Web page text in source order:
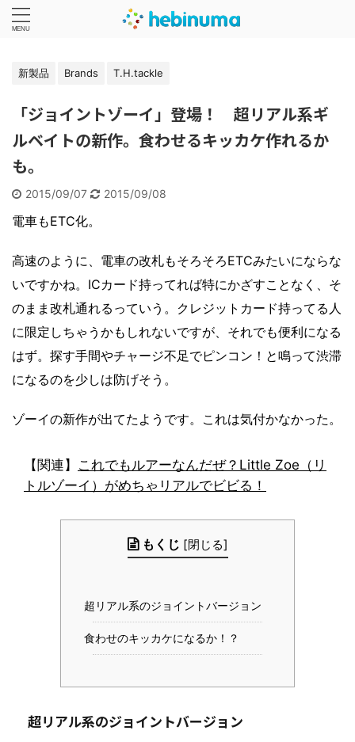
新製品 Brands T.H.tackle
「ジョイントゾーイ」登場！ 超リアル系ギ
ルベイトの新作。食わせるキッカケ作れるか
も。
2015/09/07 2015/09/08
電車もETC化。
高速のように、電車の改札もそろそろETCみたいにならな
いですかね。ICカード持ってれば特にかざすことなく、そ
のまま改札通れるっていう。クレジットカード持ってる人
に限定しちゃうかもしれないですが、それでも便利になる
はず。探す手間やチャージ不足でピンコン！と鳴って渋滞
になるのを少しは防げそう。
ゾーイの新作が出てたようです。これは気付かなかった。
【関連】 これでもルアーなんだぜ？Little Zoe（リ
トルゾーイ）がめちゃリアルでビビる！
もくじ [閉じる]
超リアル系のジョイントバージョン
食わせのキッカケになるか！？
超リアル系のジョイントバージョン